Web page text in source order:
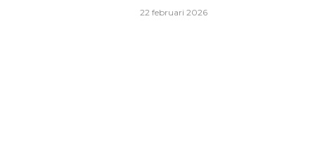
22 februari 2026